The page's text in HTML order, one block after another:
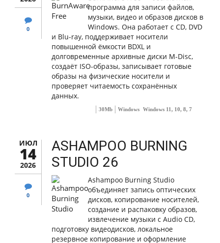
0
программа для записи файлов,
музыки, видео и образов дисков в
Windows. Она работает с CD, DVD
и Blu-ray, поддерживает носители
повышенной ёмкости BDXL и
долговременные архивные диски M-Disc,
создаёт ISO-образы, записывает готовые
образы на физические носители и
проверяет читаемость сохранённых
данных.
30Mb Windows Windows 11, 10, 8, 7
ИЮЛ
14
2026
0
ASHAMPOO BURNING
STUDIO 26
Ashampoo Burning Studio
объединяет запись оптических
дисков, копирование носителей,
создание и распаковку образов,
извлечение музыки с Audio CD,
подготовку видеодисков, локальное
резервное копирование и оформление